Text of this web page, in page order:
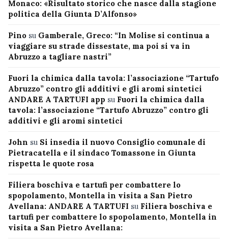
Monaco: «Risultato storico che nasce dalla stagione
politica della Giunta D’Alfonso»
Pino su Gamberale, Greco: “In Molise si continua a
viaggiare su strade dissestate, ma poi si va in
Abruzzo a tagliare nastri”
Fuori la chimica dalla tavola: l’associazione “Tartufo
Abruzzo” contro gli additivi e gli aromi sintetici
ANDARE A TARTUFI app su Fuori la chimica dalla
tavola: l’associazione “Tartufo Abruzzo” contro gli
additivi e gli aromi sintetici
John su Si insedia il nuovo Consiglio comunale di
Pietracatella e il sindaco Tomassone in Giunta
rispetta le quote rosa
Filiera boschiva e tartufi per combattere lo
spopolamento, Montella in visita a San Pietro
Avellana: ANDARE A TARTUFI su Filiera boschiva e
tartufi per combattere lo spopolamento, Montella in
visita a San Pietro Avellana: